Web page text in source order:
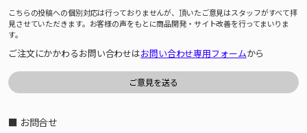
こちらの投稿への個別対応は行っておりませんが、頂いたご意見はスタッフがすべて拝
見させていただきます。お客様の声をもとに商品開発・サイト改善を行ってまいりま
す。
ご注文にかかわるお問い合わせはお問い合わせ専用フォームから
■ お問合せ